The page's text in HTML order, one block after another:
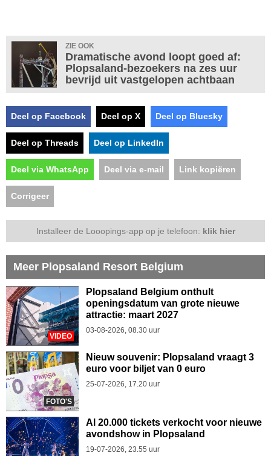
ZIE OOK
Dramatische avond loopt goed af:
Plopsaland-bezoekers na zes uur
bevrijd uit vastgelopen achtbaan
Deel op Facebook Deel op X Deel op Bluesky
Deel op Threads Deel op LinkedIn
Deel via WhatsApp Deel via e-mail Link kopiëren
Corrigeer
Installeer de Looopings-app op je telefoon: klik hier
Meer Plopsaland Resort Belgium
VIDEO
Plopsaland Belgium onthult
openingsdatum van grote nieuwe
attractie: maart 2027
03-08-2026, 08.30 uur
FOTO'S
Nieuw souvenir: Plopsaland vraagt 3
euro voor biljet van 0 euro
25-07-2026, 17.20 uur
Al 20.000 tickets verkocht voor nieuwe
avondshow in Plopsaland
19-07-2026, 23.55 uur